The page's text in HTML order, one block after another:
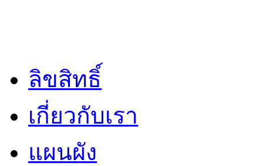
ลิขสิทธิ์
เกี่ยวกับเรา
แผนผัง